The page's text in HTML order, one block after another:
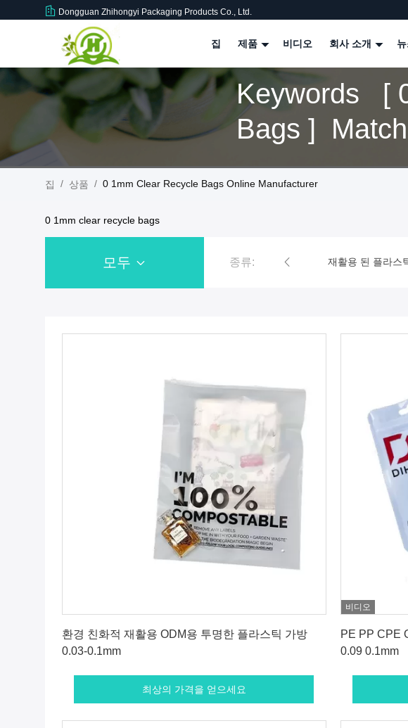
Dongguan Zhihongyi Packaging Products Co., Ltd.
집 제품 비디오 회사 소개
Keywords [
Bags ]
집 / 상품 / 0 1mm Clear Recycle Bags Online Manufacturer
0 1mm clear recycle bags
모두 종류:
재활용 플라스틱 지퍼백 재활용 된 플라스
환경 친화적 재활용 ODM용 투명한 플라스틱 가방
0.03-0.1mm
최상의 가격을 얻으세요
비디오
PE PP CPE
0.09 0.1mm